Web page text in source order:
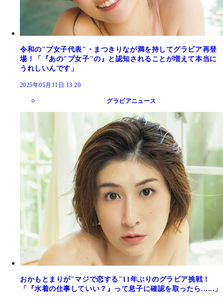
令和の"プ女子代表"・まつきりなが満を持してグラビア再登
場！「『あの"プ女子"の』と認知されることが増えて本当に
うれしいんです」
2025年05月11日 13:20
グラビアニュース
おかもとまりが"マジで恋する"11年ぶりのグラビア挑戦！
「『水着の仕事していい？』って息子に確認を取ったら......」